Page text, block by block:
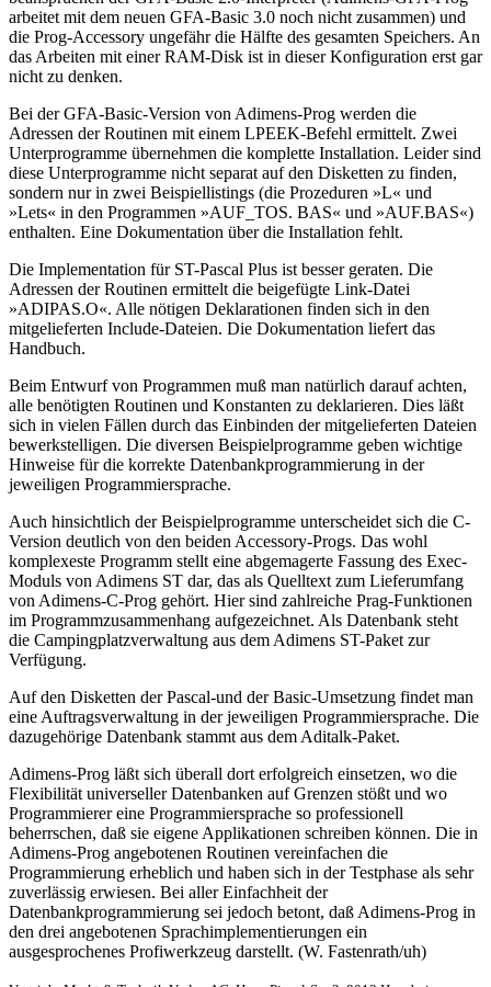
arbeitet mit dem neuen GFA-Basic 3.0 noch nicht zusammen) und
die Prog-Accessory ungefähr die Hälfte des gesamten Speichers. An
das Arbeiten mit einer RAM-Disk ist in dieser Konfiguration erst gar
nicht zu denken.
Bei der GFA-Basic-Version von Adimens-Prog werden die
Adressen der Routinen mit einem LPEEK-Befehl ermittelt. Zwei
Unterprogramme übernehmen die komplette Installation. Leider sind
diese Unterprogramme nicht separat auf den Disketten zu finden,
sondern nur in zwei Beispiellistings (die Prozeduren »L« und
»Lets« in den Programmen »AUF_TOS. BAS« und »AUF.BAS«)
enthalten. Eine Dokumentation über die Installation fehlt.
Die Implementation für ST-Pascal Plus ist besser geraten. Die
Adressen der Routinen ermittelt die beigefügte Link-Datei
»ADIPAS.O«. Alle nötigen Deklarationen finden sich in den
mitgelieferten Include-Dateien. Die Dokumentation liefert das
Handbuch.
Beim Entwurf von Programmen muß man natürlich darauf achten,
alle benötigten Routinen und Konstanten zu deklarieren. Dies läßt
sich in vielen Fällen durch das Einbinden der mitgelieferten Dateien
bewerkstelligen. Die diversen Beispielprogramme geben wichtige
Hinweise für die korrekte Datenbankprogrammierung in der
jeweiligen Programmiersprache.
Auch hinsichtlich der Beispielprogramme unterscheidet sich die C-
Version deutlich von den beiden Accessory-Progs. Das wohl
komplexeste Programm stellt eine abgemagerte Fassung des Exec-
Moduls von Adimens ST dar, das als Quelltext zum Lieferumfang
von Adimens-C-Prog gehört. Hier sind zahlreiche Prag-Funktionen
im Programmzusammenhang aufgezeichnet. Als Datenbank steht
die Campingplatzverwaltung aus dem Adimens ST-Paket zur
Verfügung.
Auf den Disketten der Pascal-und der Basic-Umsetzung findet man
eine Auftragsverwaltung in der jeweiligen Programmiersprache. Die
dazugehörige Datenbank stammt aus dem Aditalk-Paket.
Adimens-Prog läßt sich überall dort erfolgreich einsetzen, wo die
Flexibilität universeller Datenbanken auf Grenzen stößt und wo
Programmierer eine Programmiersprache so professionell
beherrschen, daß sie eigene Applikationen schreiben können. Die in
Adimens-Prog angebotenen Routinen vereinfachen die
Programmierung erheblich und haben sich in der Testphase als sehr
zuverlässig erwiesen. Bei aller Einfachheit der
Datenbankprogrammierung sei jedoch betont, daß Adimens-Prog in
den drei angebotenen Sprachimplementierungen ein
ausgesprochenes Profiwerkzeug darstellt. (W. Fastenrath/uh)